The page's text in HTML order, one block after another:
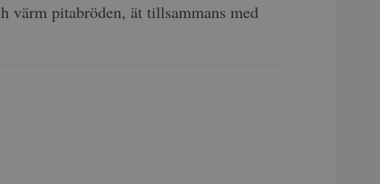
värm pitabröden, ät tillsammans med